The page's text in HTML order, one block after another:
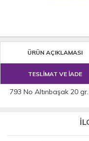
ÜRÜN AÇIKLAMASI
TESLİMAT VE İADE
793 No Altınbaşak 20